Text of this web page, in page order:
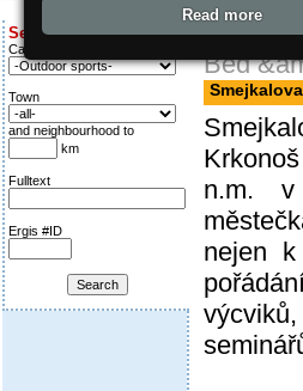
Search for:
Category
Town
and neighbourhood to
km
Fulltext
Ergis #ID
ergis.cz
Bed
n.m. v
nejen
Read more